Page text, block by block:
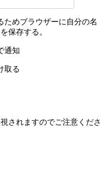
ためブラウザーに自分の名
保存する。
通知
取る
されますのでご注意くださ